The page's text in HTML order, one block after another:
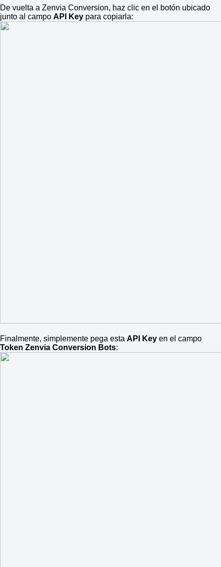
De vuelta a Zenvia Conversion, haz clic en el botón ubicado
junto al campo API Key para copiarla:
Finalmente, simplemente pega esta API Key en el campo
Token Zenvia Conversion Bots: